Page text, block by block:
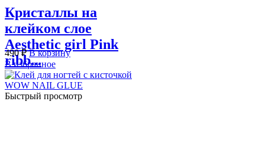
Кристаллы на
клейком слое
Aesthetic girl Pink
ribb...
490₽ В корзину
В избранное
Быстрый просмотр